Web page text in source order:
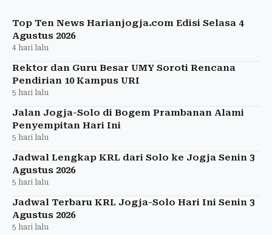
institusi 2027.
Top Ten News Harianjogja.com Edisi Selasa 4
Agustus 2026
4 hari lalu
Rektor dan Guru Besar UMY Soroti Rencana
Pendirian 10 Kampus URI
5 hari lalu
Jalan Jogja-Solo di Bogem Prambanan Alami
Penyempitan Hari Ini
5 hari lalu
Jadwal Lengkap KRL dari Solo ke Jogja Senin 3
Agustus 2026
5 hari lalu
Jadwal Terbaru KRL Jogja-Solo Hari Ini Senin 3
Agustus 2026
5 hari lalu